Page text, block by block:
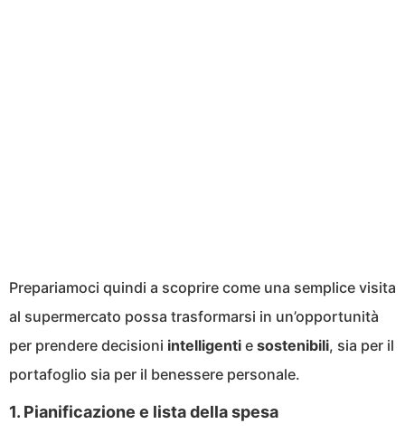
Prepariamoci quindi a scoprire come una semplice visita
al supermercato possa trasformarsi in un’opportunità
per prendere decisioni intelligenti e sostenibili, sia per il
portafoglio sia per il benessere personale.
1. Pianificazione e lista della spesa